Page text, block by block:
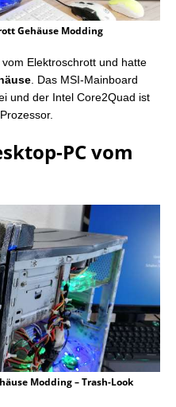
Gehäuse Modding
Elektroschrott und hatte
. Das MSI-Mainboard
und der Intel Core2Quad ist
PC vom
Modding – Trash-Look